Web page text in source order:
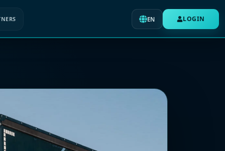
EN LOGIN